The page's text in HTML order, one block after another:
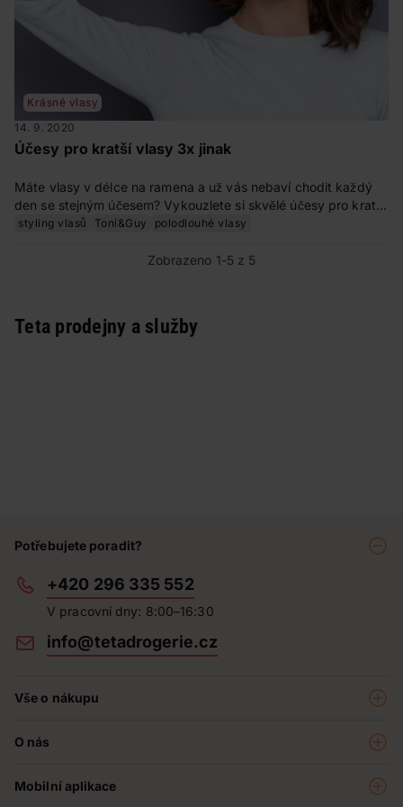
Krásné vlasy
14. 9. 2020
Účesy pro kratší vlasy 3x jinak
Máte vlasy v délce na ramena a už vás nebaví chodit každý
den se stejným účesem? Vykouzlete si skvělé účesy pro kratší
vlasy, které jsou vhodné k nošení do práce i pro slavnostnější
styling vlasů Toni&Guy polodlouhé vlasy
Zobrazeno 1-5 z 5
Teta prodejny a služby
Potřebujete poradit?
+420 296 335 552
V pracovní dny: 8:00–16:30
info@tetadrogerie.cz
Vše o nákupu
Prodejny
O nás
Mobilní aplikace